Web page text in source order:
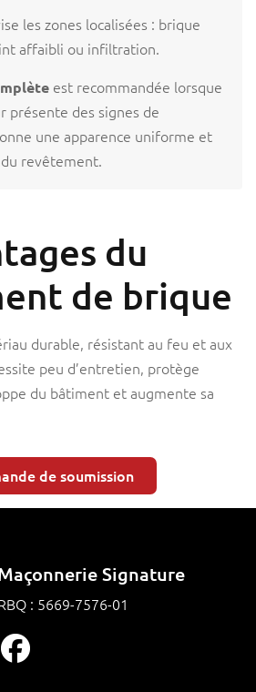
les zones localisées : brique
affaibli ou infiltration.
est recommandée lorsque
présente des signes de
une apparence uniforme et
revêtement.
du
de brique
durable, résistant au feu et aux
peu d’entretien, protège
du bâtiment et augmente sa
de soumission
Signature
: 5669-7576-01